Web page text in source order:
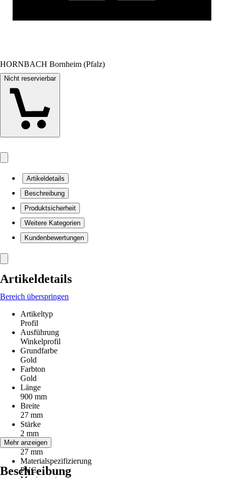
HORNBACH Bornheim (Pfalz)
Nicht reservierbar
Artikeldetails
Beschreibung
Produktsicherheit
Weitere Kategorien
Kundenbewertungen
Artikeldetails
Bereich überspringen
Artikeltyp
Profil
Ausführung
Winkelprofil
Grundfarbe
Gold
Farbton
Gold
Länge
900 mm
Breite
27 mm
Stärke
2 mm
Höhe
27 mm
Materialspezifizierung
PVC
Mehr anzeigen
Beschreibung